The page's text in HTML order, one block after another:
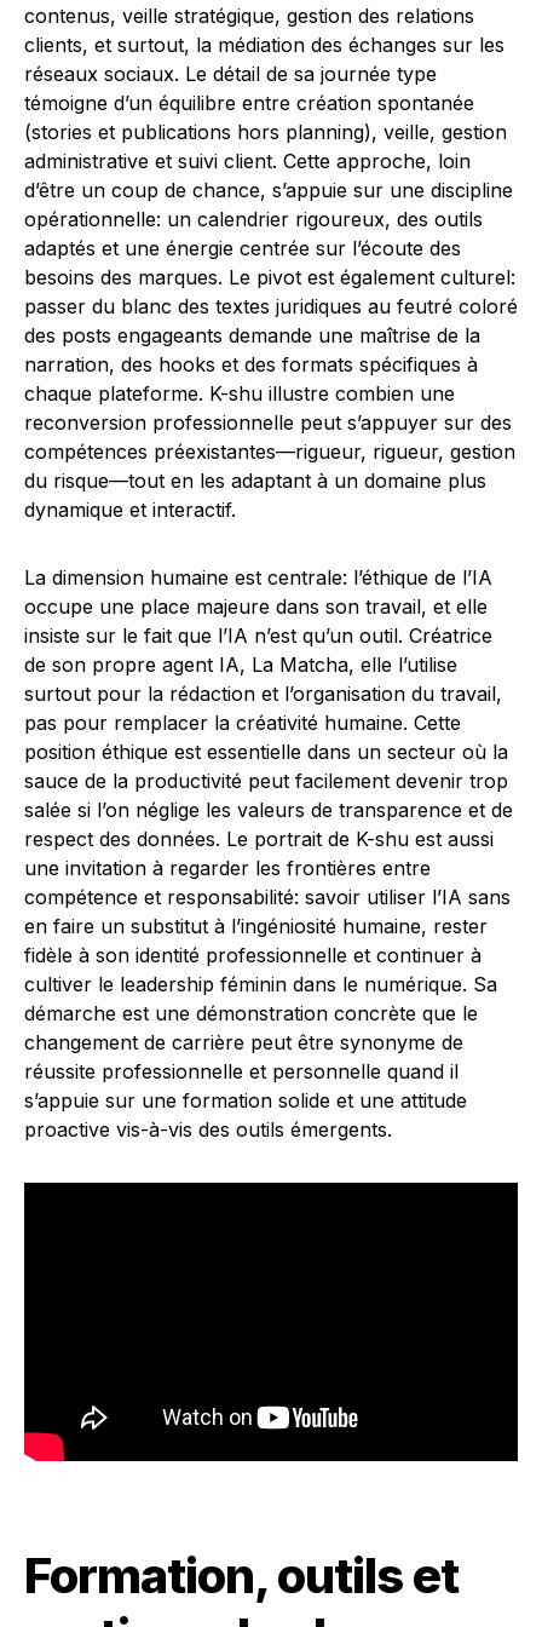
contenus, veille stratégique, gestion des relations
clients, et surtout, la médiation des échanges sur les
réseaux sociaux. Le détail de sa journée type
témoigne d’un équilibre entre création spontanée
(stories et publications hors planning), veille, gestion
administrative et suivi client. Cette approche, loin
d’être un coup de chance, s’appuie sur une discipline
opérationnelle: un calendrier rigoureux, des outils
adaptés et une énergie centrée sur l’écoute des
besoins des marques. Le pivot est également culturel:
passer du blanc des textes juridiques au feutré coloré
des posts engageants demande une maîtrise de la
narration, des hooks et des formats spécifiques à
chaque plateforme. K-shu illustre combien une
reconversion professionnelle peut s’appuyer sur des
compétences préexistantes—rigueur, rigueur, gestion
du risque—tout en les adaptant à un domaine plus
dynamique et interactif.
La dimension humaine est centrale: l’éthique de l’IA
occupe une place majeure dans son travail, et elle
insiste sur le fait que l’IA n’est qu’un outil. Créatrice
de son propre agent IA, La Matcha, elle l’utilise
surtout pour la rédaction et l’organisation du travail,
pas pour remplacer la créativité humaine. Cette
position éthique est essentielle dans un secteur où la
sauce de la productivité peut facilement devenir trop
salée si l’on néglige les valeurs de transparence et de
respect des données. Le portrait de K-shu est aussi
une invitation à regarder les frontières entre
compétence et responsabilité: savoir utiliser l’IA sans
en faire un substitut à l’ingéniosité humaine, rester
fidèle à son identité professionnelle et continuer à
cultiver le leadership féminin dans le numérique. Sa
démarche est une démonstration concrète que le
changement de carrière peut être synonyme de
réussite professionnelle et personnelle quand il
s’appuie sur une formation solide et une attitude
proactive vis-à-vis des outils émergents.
Formation, outils et